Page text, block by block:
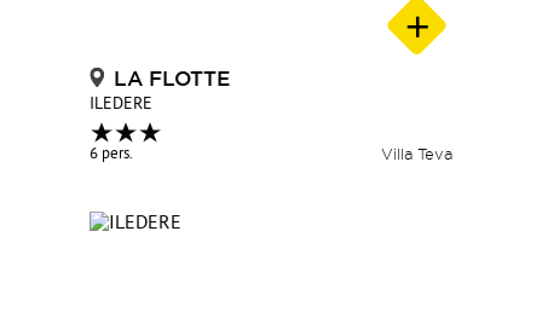
LA FLOTTE
ILEDERE
6 pers. Villa Teva